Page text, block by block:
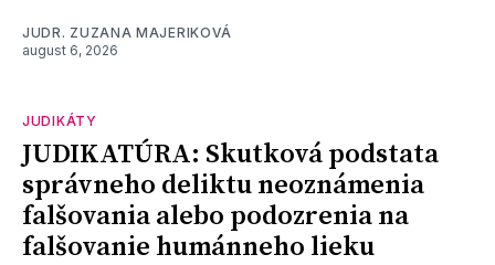
JUDR. ZUZANA MAJERIKOVÁ
august 6, 2026
JUDIKÁTY
JUDIKATÚRA: Skutková podstata
správneho deliktu neoznámenia
falšovania alebo podozrenia na
falšovanie humánneho lieku